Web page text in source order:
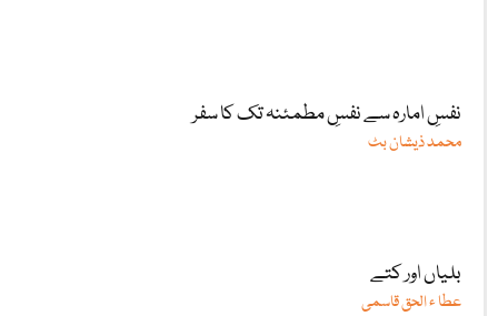
نفسِ امارہ سے نفسِ مطمئنہ تک کا سفر
محمد ذیشان بٹ
بلیاں اور کتے
عطا ء الحق قاسمی